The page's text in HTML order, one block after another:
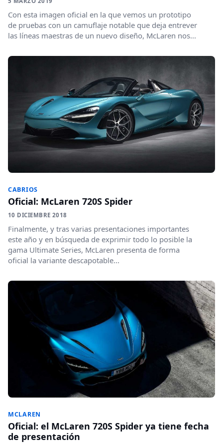
Con esta imagen oficial en la que vemos un prototipo
de pruebas con un camuflaje notable que deja entrever
las líneas maestras de un nuevo diseño, McLaren nos...
CABRIOS
Oficial: McLaren 720S Spider
10 DICIEMBRE 2018
Finalmente, y tras varias presentaciones importantes
este año y en búsqueda de exprimir todo lo posible la
gama Ultimate Series, McLaren presenta de forma
oficial la variante descapotable...
MCLAREN
Oficial: el McLaren 720S Spider ya tiene fecha
de presentación